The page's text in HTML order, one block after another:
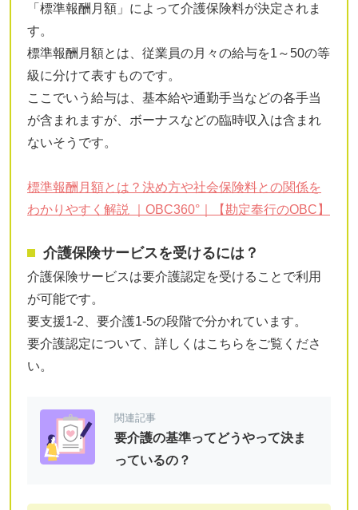
「標準報酬月額」によって介護保険料が決定されま
す。
標準報酬月額とは、従業員の月々の給与を1～50の等
級に分けて表すものです。
ここでいう給与は、基本給や通勤手当などの各手当
が含まれますが、ボーナスなどの臨時収入は含まれ
ないそうです。
標準報酬月額とは？決め方や社会保険料との関係を
わかりやすく解説 ｜OBC360°｜【勘定奉行のOBC】
介護保険サービスを受けるには？
介護保険サービスは要介護認定を受けることで利用
が可能です。
要支援1-2、要介護1-5の段階で分かれています。
要介護認定について、詳しくはこちらをご覧くださ
い。
関連記事
要介護の基準ってどうやって決ま
っているの？